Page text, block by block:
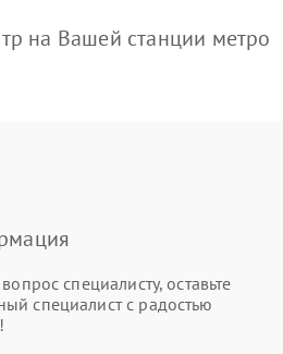
на Вашей станции метро
специалисту, оставьте
специалист с радостью